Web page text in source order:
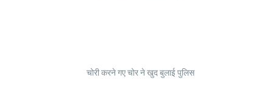
चोरी करने गए चोर ने खुद बुलाई पुलिस